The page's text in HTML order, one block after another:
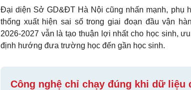
Đại diện Sở GD&ĐT Hà Nội cũng nhấn mạnh, phụ
thống xuất hiện sai số trong giai đoạn đầu vận
2026-2027 vẫn là tạo thuận lợi nhất cho học sinh,
định hướng đưa trường học đến gần học sinh.
Công nghệ chỉ chạy đúng khi dữ